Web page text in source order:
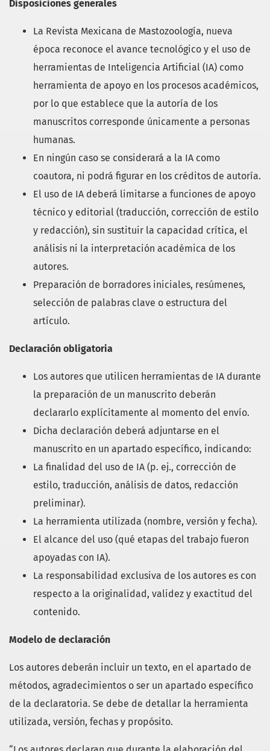
Disposiciones generales
La Revista Mexicana de Mastozoología, nueva
época reconoce el avance tecnológico y el uso de
herramientas de Inteligencia Artificial (IA) como
herramienta de apoyo en los procesos académicos,
por lo que establece que la autoría de los
manuscritos corresponde únicamente a personas
humanas.
En ningún caso se considerará a la IA como
coautora, ni podrá figurar en los créditos de autoría.
El uso de IA deberá limitarse a funciones de apoyo
técnico y editorial (traducción, corrección de estilo
y redacción), sin sustituir la capacidad crítica, el
análisis ni la interpretación académica de los
autores.
Preparación de borradores iniciales, resúmenes,
selección de palabras clave o estructura del
artículo.
Declaración obligatoria
Los autores que utilicen herramientas de IA durante
la preparación de un manuscrito deberán
declararlo explícitamente al momento del envío.
Dicha declaración deberá adjuntarse en el
manuscrito en un apartado específico, indicando:
La finalidad del uso de IA (p. ej., corrección de
estilo, traducción, análisis de datos, redacción
preliminar).
La herramienta utilizada (nombre, versión y fecha).
El alcance del uso (qué etapas del trabajo fueron
apoyadas con IA).
La responsabilidad exclusiva de los autores es con
respecto a la originalidad, validez y exactitud del
contenido.
Modelo de declaración
Los autores deberán incluir un texto, en el apartado de
métodos, agradecimientos o ser un apartado específico
de la declaratoria. Se debe de detallar la herramienta
utilizada, versión, fechas y propósito.